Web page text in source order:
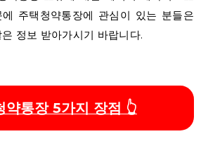
주택청약통장에 관심이 있는 분들은
정보 받아가시기 바랍니다.
약통장 5가지 장점 👆